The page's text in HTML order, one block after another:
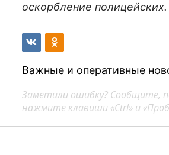
оскорбление полицейских.
Важные и оперативные
Заметили ошибку? Сообщите,
нажмите клавиши «Ctrl» и